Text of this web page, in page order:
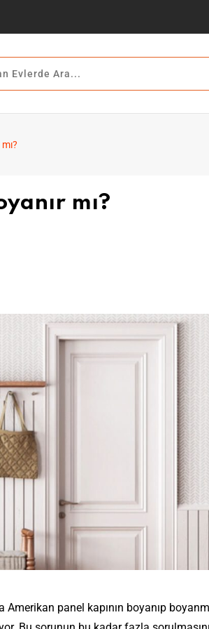
mı?
Amerikan panel kapının boyanıp